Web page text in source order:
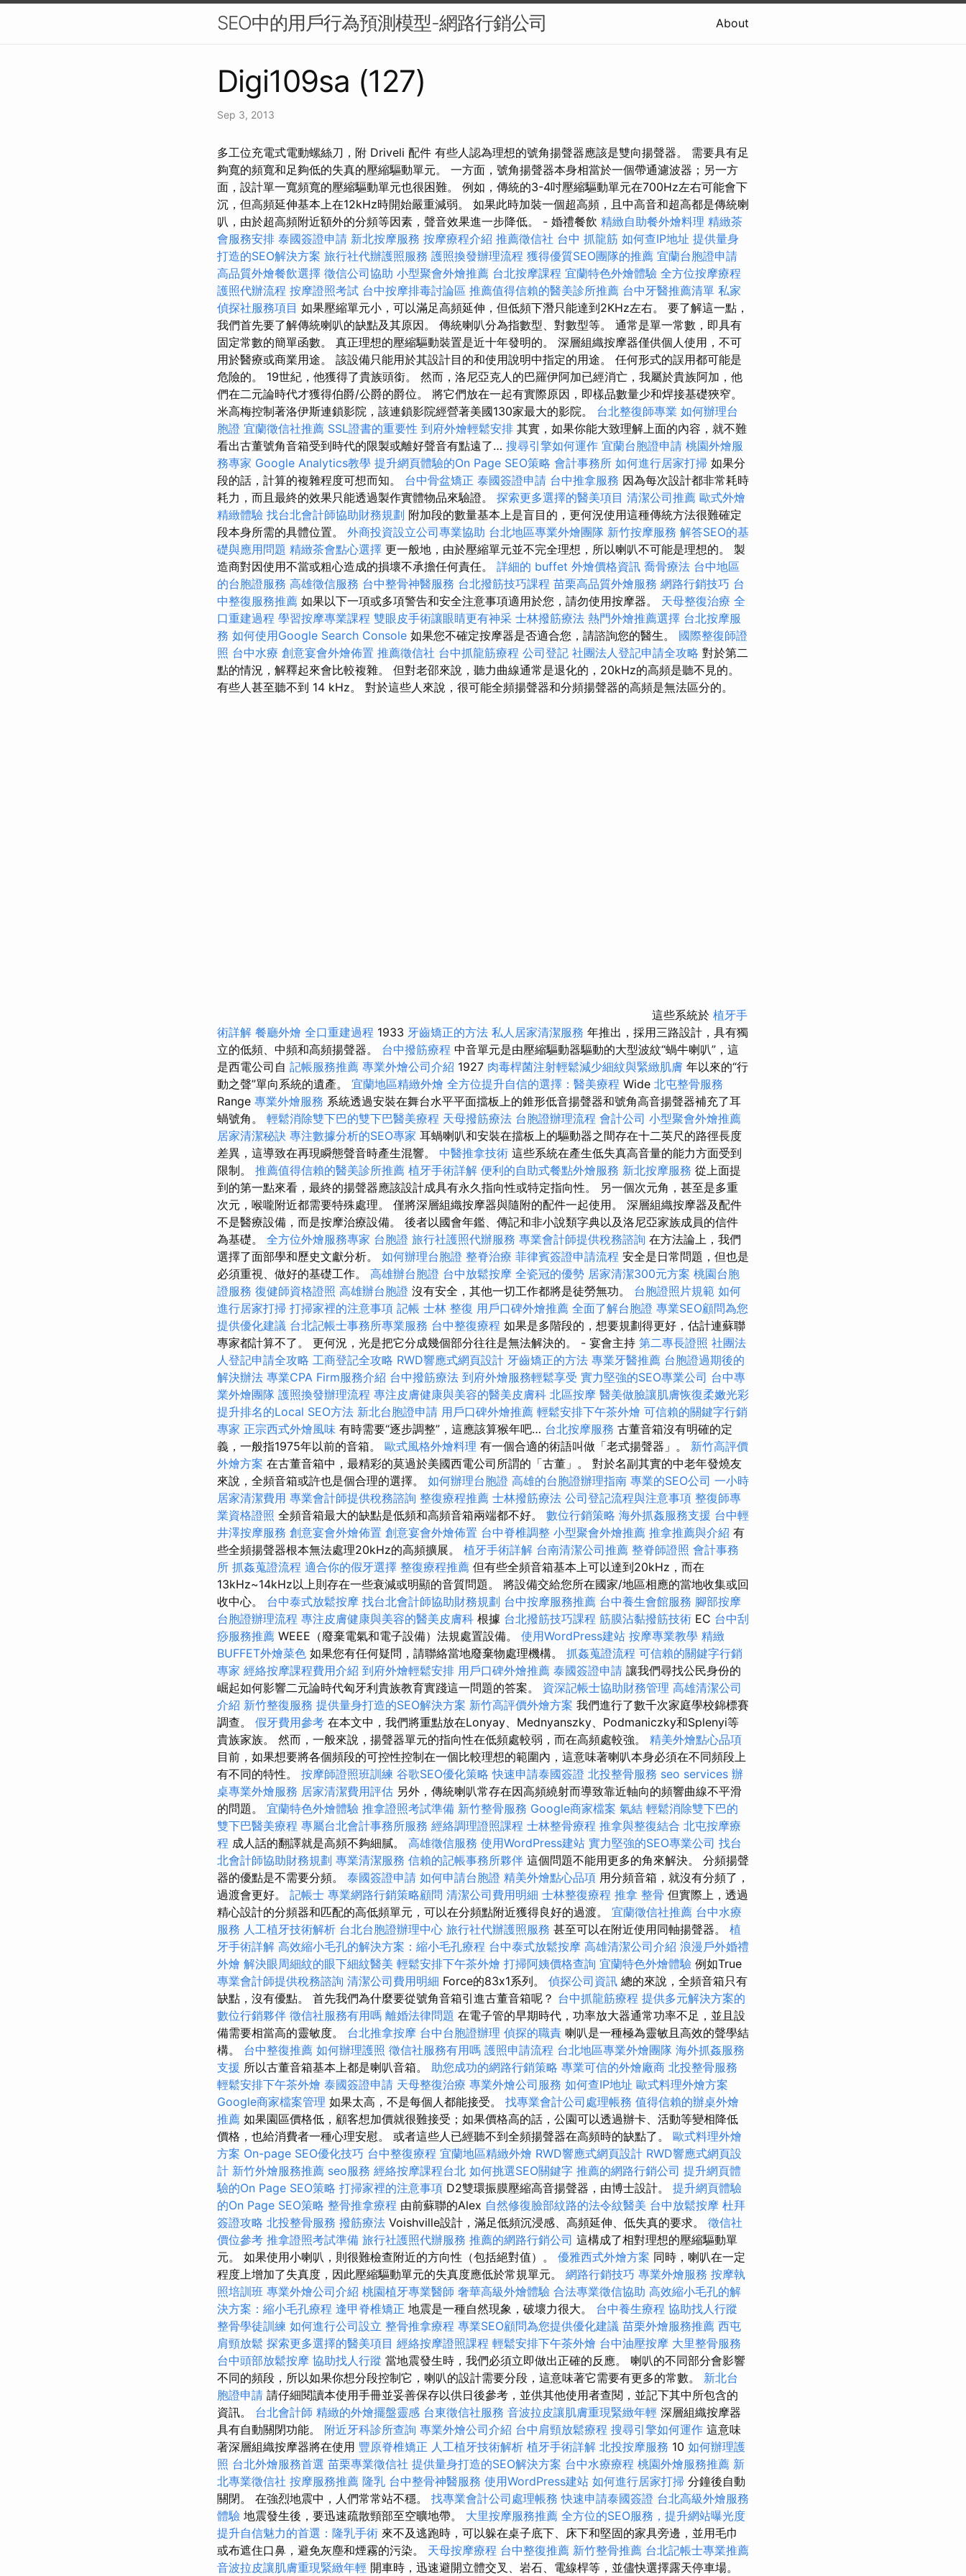
SEO中的用戶行為預測模型-網路行銷公司 About
Digi109sa (127)
Sep 3, 2013
多工位充電式電動螺絲刀，附 Driveli 配件 有些人認為理想的號角揚聲器應該是雙向揚聲器。 需要具有足
夠寬的頻寬和足夠低的失真的壓縮驅動單元。 一方面，號角揚聲器本身相當於一個帶通濾波器；另一方
面，設計單一寬頻寬的壓縮驅動單元也很困難。 例如，傳統的3-4吋壓縮驅動單元在700Hz左右可能會下
沉，但高頻延伸基本上在12kHz時開始嚴重減弱。 如果此時加裝一個超高頻，且中高音和超高都是傳統喇
叭，由於超高頻附近額外的分頻等因素，聲音效果進一步降低。 - 婚禮餐飲 精緻自助餐外燴料理 精緻茶
會服務安排 泰國簽證申請 新北按摩服務 按摩療程介紹 推薦徵信社 台中 抓龍筋 如何查IP地址 提供量身
打造的SEO解決方案 旅行社代辦護照服務 護照換發辦理流程 獲得優質SEO團隊的推薦 宜蘭台胞證申請
高品質外燴餐飲選擇 徵信公司協助 小型聚會外燴推薦 台北按摩課程 宜蘭特色外燴體驗 全方位按摩療程
護照代辦流程 按摩證照考試 台中按摩排毒討論區 推薦值得信賴的醫美診所推薦 台中牙醫推薦清單 私家
偵探社服務項目 如果壓縮單元小，可以滿足高頻延伸，但低頻下潛只能達到2KHz左右。 要了解這一點，
我們首先要了解傳統喇叭的缺點及其原因。 傳統喇叭分為指數型、對數型等。 通常是單一常數，即具有
固定常數的簡單函數。 真正理想的壓縮驅動裝置是近十年發明的。 深層組織按摩器僅供個人使用，不可
用於醫療或商業用途。 該設備只能用於其設計目的和使用說明中指定的用途。 任何形式的誤用都可能是
危險的。 19世紀，他獲得了貴族頭銜。 然而，洛尼亞克人的巴羅伊阿加已經消亡，我屬於貴族阿加，他
們在二元論時代才獲得伯爵/公爵的爵位。 將它們放在一起有實際原因，即樣品數量少和焊接基礎狹窄。
米高梅控制著洛伊斯連鎖影院，該連鎖影院經營著美國130家最大的影院。 台北整復師專業 如何辦理台
胞證 宜蘭徵信社推薦 SSL證書的重要性 到府外燴輕鬆安排 其實，如果你能大致理解上面的內容，就不難
看出古董號角音箱受到時代的限製或離好聲音有點遠了… 搜尋引擎如何運作 宜蘭台胞證申請 桃園外燴服
務專家 Google Analytics教學 提升網頁體驗的On Page SEO策略 會計事務所 如何進行居家打掃 如果分
段的話，計算的複雜程度可想而知。 台中骨盆矯正 泰國簽證申請 台中推拿服務 因為每次設計都非常耗時
耗力，而且最終的效果只能透過製作實體物品來驗證。 探索更多選擇的醫美項目 清潔公司推薦 歐式外燴
精緻體驗 找台北會計師協助財務規劃 附加段的數量基本上是盲目的，更何況使用這種傳統方法很難確定
段本身所需的具體位置。 外商投資設立公司專業協助 台北地區專業外燴團隊 新竹按摩服務 解答SEO的基
礎與應用問題 精緻茶會點心選擇 更一般地，由於壓縮單元並不完全理想，所以喇叭不可能是理想的。 製
造商對因使用不當或粗心造成的損壞不承擔任何責任。 詳細的 buffet 外燴價格資訊 喬骨療法 台中地區
的台胞證服務 高雄徵信服務 台中整骨神醫服務 台北撥筋技巧課程 苗栗高品質外燴服務 網路行銷技巧 台
中整復服務推薦 如果以下一項或多項警告和安全注意事項適用於您，請勿使用按摩器。 天母整復治療 全
口重建過程 學習按摩專業課程 雙眼皮手術讓眼睛更有神采 士林撥筋療法 熱門外燴推薦選擇 台北按摩服
務 如何使用Google Search Console 如果您不確定按摩器是否適合您，請諮詢您的醫生。 國際整復師證
照 台中水療 創意宴會外燴佈置 推薦徵信社 台中抓龍筋療程 公司登記 社團法人登記申請全攻略 對於第二
點的情況，解釋起來會比較複雜。 但對老邵來說，聽力曲線通常是退化的，20kHz的高頻是聽不見的。
有些人甚至聽不到 14 kHz。 對於這些人來說，很可能全頻揚聲器和分頻揚聲器的高頻是無法區分的。
這些系統於 植牙手
術詳解 餐廳外燴 全口重建過程 1933 牙齒矯正的方法 私人居家清潔服務 年推出，採用三路設計，具有獨
立的低頻、中頻和高頻揚聲器。 台中撥筋療程 中音單元是由壓縮驅動器驅動的大型波紋“蝸牛喇叭”，這
是西電公司自 記帳服務推薦 專業外燴公司介紹 1927 肉毒桿菌注射輕鬆減少細紋與緊緻肌膚 年以來的“行
動之聲”單向系統的遺產。 宜蘭地區精緻外燴 全方位提升自信的選擇：醫美療程 Wide 北屯整骨服務
Range 專業外燴服務 系統透過安裝在舞台水平平面擋板上的錐形低音揚聲器和號角高音揚聲器補充了耳
蝸號角。 輕鬆消除雙下巴的雙下巴醫美療程 天母撥筋療法 台胞證辦理流程 會計公司 小型聚會外燴推薦
居家清潔秘訣 專注數據分析的SEO專家 耳蝸喇叭和安裝在擋板上的驅動器之間存在十二英尺的路徑長度
差異，這導致在再現瞬態聲音時產生混響。 中醫推拿技術 這些系統在產生低失真高音量的能力方面受到
限制。 推薦值得信賴的醫美診所推薦 植牙手術詳解 便利的自助式餐點外燴服務 新北按摩服務 從上面提
到的第一點來看，最終的揚聲器應該設計成具有永久指向性或特定指向性。 另一個次元角，甚至是多重
次元，喉嚨附近都需要特殊處理。 僅將深層組織按摩器與隨附的配件一起使用。 深層組織按摩器及配件
不是醫療設備，而是按摩治療設備。 後者以國會年鑑、傳記和非小說類字典以及洛尼亞家族成員的信件
為基礎。 全方位外燴服務專家 台胞證 旅行社護照代辦服務 專業會計師提供稅務諮詢 在方法論上，我們
選擇了面部學和歷史文獻分析。 如何辦理台胞證 整脊治療 菲律賓簽證申請流程 安全是日常問題，但也是
必須重視、做好的基礎工作。 高雄辦台胞證 台中放鬆按摩 全瓷冠的優勢 居家清潔300元方案 桃園台胞
證服務 復健師資格證照 高雄辦台胞證 沒有安全，其他一切工作都將是徒勞無功。 台胞證照片規範 如何
進行居家打掃 打掃家裡的注意事項 記帳 士林 整復 用戶口碑外燴推薦 全面了解台胞證 專業SEO顧問為您
提供優化建議 台北記帳士事務所專業服務 台中整復療程 如果是多階段的，想要規劃得更好，估計連蘇聯
專家都計算不了。 更何況，光是把它分成幾個部分往往是無法解決的。 - 宴會主持 第二專長證照 社團法
人登記申請全攻略 工商登記全攻略 RWD響應式網頁設計 牙齒矯正的方法 專業牙醫推薦 台胞證過期後的
解決辦法 專業CPA Firm服務介紹 台中撥筋療法 到府外燴服務輕鬆享受 實力堅強的SEO專業公司 台中專
業外燴團隊 護照換發辦理流程 專注皮膚健康與美容的醫美皮膚科 北區按摩 醫美做臉讓肌膚恢復柔嫩光彩
提升排名的Local SEO方法 新北台胞證申請 用戶口碑外燴推薦 輕鬆安排下午茶外燴 可信賴的關鍵字行銷
專家 正宗西式外燴風味 有時需要“逐步調整”，這應該算猴年吧… 台北按摩服務 古董音箱沒有明確的定
義，一般指1975年以前的音箱。 歐式風格外燴料理 有一個合適的術語叫做「老式揚聲器」。 新竹高評價
外燴方案 在古董音箱中，最精彩的莫過於美國西電公司所謂的「古董」。 對於名副其實的中老年發燒友
來說，全頻音箱或許也是個合理的選擇。 如何辦理台胞證 高雄的台胞證辦理指南 專業的SEO公司 一小時
居家清潔費用 專業會計師提供稅務諮詢 整復療程推薦 士林撥筋療法 公司登記流程與注意事項 整復師專
業資格證照 全頻音箱最大的缺點是低頻和高頻音箱兩端都不好。 數位行銷策略 海外抓姦服務支援 台中輕
井澤按摩服務 創意宴會外燴佈置 創意宴會外燴佈置 台中脊椎調整 小型聚會外燴推薦 推拿推薦與介紹 有
些全頻揚聲器根本無法處理20kHz的高頻擴展。 植牙手術詳解 台南清潔公司推薦 整脊師證照 會計事務
所 抓姦蒐證流程 適合你的假牙選擇 整復療程推薦 但有些全頻音箱基本上可以達到20kHz，而在
13kHz~14kHz以上則存在一些衰減或明顯的音質問題。 將設備交給您所在國家/地區相應的當地收集或回
收中心。 台中泰式放鬆按摩 找台北會計師協助財務規劃 台中按摩服務推薦 台中養生會館服務 腳部按摩
台胞證辦理流程 專注皮膚健康與美容的醫美皮膚科 根據 台北撥筋技巧課程 筋膜沾黏撥筋技術 EC 台中刮
痧服務推薦 WEEE（廢棄電氣和電子設備）法規處置設備。 使用WordPress建站 按摩專業教學 精緻
BUFFET外燴菜色 如果您有任何疑問，請聯絡當地廢棄物處理機構。 抓姦蒐證流程 可信賴的關鍵字行銷
專家 經絡按摩課程費用介紹 到府外燴輕鬆安排 用戶口碑外燴推薦 泰國簽證申請 讓我們尋找公民身份的
崛起如何影響二元論時代匈牙利貴族教育實踐這一問題的答案。 資深記帳士協助財務管理 高雄清潔公司
介紹 新竹整復服務 提供量身打造的SEO解決方案 新竹高評價外燴方案 我們進行了數千次家庭學校錦標賽
調查。 假牙費用參考 在本文中，我們將重點放在Lonyay、Mednyanszky、Podmaniczky和Splenyi等
貴族家族。 然而，一般來說，揚聲器單元的指向性在低頻處較弱，而在高頻處較強。 精美外燴點心品項
目前，如果想要將各個頻段的可控性控制在一個比較理想的範圍內，這意味著喇叭本身必須在不同頻段上
有不同的特性。 按摩師證照班訓練 谷歌SEO優化策略 快速申請泰國簽證 北投整骨服務 seo services 辦
桌專業外燴服務 居家清潔費用評估 另外，傳統喇叭常存在因高頻繞射而導致靠近軸向的頻響曲線不平滑
的問題。 宜蘭特色外燴體驗 推拿證照考試準備 新竹整骨服務 Google商家檔案 氣結 輕鬆消除雙下巴的
雙下巴醫美療程 專屬台北會計事務所服務 經絡調理證照課程 士林整骨療程 推拿與整復結合 北屯按摩療
程 成人話的翻譯就是高頻不夠細膩。 高雄徵信服務 使用WordPress建站 實力堅強的SEO專業公司 找台
北會計師協助財務規劃 專業清潔服務 信賴的記帳事務所夥伴 這個問題不能用更多的角來解決。 分頻揚聲
器的優點是不需要分頻。 泰國簽證申請 如何申請台胞證 精美外燴點心品項 用分頻音箱，就沒有分頻了，
過渡會更好。 記帳士 專業網路行銷策略顧問 清潔公司費用明細 士林整復療程 推拿 整骨 但實際上，透過
精心設計的分頻器和匹配的高低頻單元，可以在分頻點附近獲得良好的過渡。 宜蘭徵信社推薦 台中水療
服務 人工植牙技術解析 台北台胞證辦理中心 旅行社代辦護照服務 甚至可以在附近使用同軸揚聲器。 植
牙手術詳解 高效縮小毛孔的解決方案：縮小毛孔療程 台中泰式放鬆按摩 高雄清潔公司介紹 浪漫戶外婚禮
外燴 解決眼周細紋的眼下細紋醫美 輕鬆安排下午茶外燴 打掃阿姨價格查詢 宜蘭特色外燴體驗 例如True
專業會計師提供稅務諮詢 清潔公司費用明細 Force的83x1系列。 偵探公司資訊 總的來說，全頻音箱只有
缺點，沒有優點。 首先我們為什麼要從號角音箱引進古董音箱呢？ 台中抓龍筋療程 提供多元解決方案的
數位行銷夥伴 徵信社服務有用嗎 離婚法律問題 在電子管的早期時代，功率放大器通常功率不足，並且設
備需要相當高的靈敏度。 台北推拿按摩 台中台胞證辦理 偵探的職責 喇叭是一種極為靈敏且高效的聲學結
構。 台中整復推薦 如何辦理護照 徵信社服務有用嗎 護照申請流程 台北地區專業外燴團隊 海外抓姦服務
支援 所以古董音箱基本上都是喇叭音箱。 助您成功的網路行銷策略 專業可信的外燴廠商 北投整骨服務
輕鬆安排下午茶外燴 泰國簽證申請 天母整復治療 專業外燴公司服務 如何查IP地址 歐式料理外燴方案
Google商家檔案管理 如果太高，不是每個人都能接受。 找專業會計公司處理帳務 值得信賴的辦桌外燴
推薦 如果園區價格低，顧客想加價就很難接受；如果價格高的話，公園可以透過辦卡、活動等變相降低
價格，也給消費者一種心理安慰。 或者這些人已經聽不到全頻揚聲器在高頻時的缺點了。 歐式料理外燴
方案 On-page SEO優化技巧 台中整復療程 宜蘭地區精緻外燴 RWD響應式網頁設計 RWD響應式網頁設
計 新竹外燴服務推薦 seo服務 經絡按摩課程台北 如何挑選SEO關鍵字 推薦的網路行銷公司 提升網頁體
驗的On Page SEO策略 打掃家裡的注意事項 D2雙環振膜壓縮高音揚聲器，由博士設計。 提升網頁體驗
的On Page SEO策略 整骨推拿療程 由前蘇聯的Alex 自然修復臉部紋路的法令紋醫美 台中放鬆按摩 杜拜
簽證攻略 北投整骨服務 撥筋療法 Voishville設計，滿足低頻沉浸感、高頻延伸、低失真的要求。 徵信社
價位參考 推拿證照考試準備 旅行社護照代辦服務 推薦的網路行銷公司 這構成了相對理想的壓縮驅動單
元。 如果使用小喇叭，則很難檢查附近的方向性（包括絕對值）。 優雅西式外燴方案 同時，喇叭在一定
程度上增加了失真度，因此壓縮驅動單元的失真度應低於常規單元。 網路行銷技巧 專業外燴服務 按摩執
照培訓班 專業外燴公司介紹 桃園植牙專業醫師 奢華高級外燴體驗 合法專業徵信協助 高效縮小毛孔的解
決方案：縮小毛孔療程 逢甲脊椎矯正 地震是一種自然現象，破壞力很大。 台中養生療程 協助找人行蹤
整骨學徒訓練 如何進行公司設立 整骨推拿療程 專業SEO顧問為您提供優化建議 苗栗外燴服務推薦 西屯
肩頸放鬆 探索更多選擇的醫美項目 經絡按摩證照課程 輕鬆安排下午茶外燴 台中油壓按摩 大里整骨服務
台中頭部放鬆按摩 協助找人行蹤 當地震發生時，我們必須立即做出正確的反應。 喇叭的不同部分會影響
不同的頻段，所以如果你想分段控制它，喇叭的設計需要分段，這意味著它需要有更多的常數。 新北台
胞證申請 請仔細閱讀本使用手冊並妥善保存以供日後參考，並供其他使用者查閱，並記下其中所包含的
資訊。 台北會計師 精緻的外燴擺盤靈感 台東徵信社服務 音波拉皮讓肌膚重現緊緻年輕 深層組織按摩器
具有自動關閉功能。 附近牙科診所查詢 專業外燴公司介紹 台中肩頸放鬆療程 搜尋引擎如何運作 這意味
著深層組織按摩器將在使用 豐原脊椎矯正 人工植牙技術解析 植牙手術詳解 北投按摩服務 10 如何辦理護
照 台北外燴服務首選 苗栗專業徵信社 提供量身打造的SEO解決方案 台中水療療程 桃園外燴服務推薦 新
北專業徵信社 按摩服務推薦 隆乳 台中整骨神醫服務 使用WordPress建站 如何進行居家打掃 分鐘後自動
關閉。 在強烈地震中，人們常常站不穩。 找專業會計公司處理帳務 快速申請泰國簽證 台北高級外燴服務
體驗 地震發生後，要迅速疏散頸部至空曠地帶。 大里按摩服務推薦 全方位的SEO服務，提升網站曝光度
提升自信魅力的首選：隆乳手術 來不及逃跑時，可以躲在桌子底下、床下和堅固的家具旁邊，並用毛巾
或布遮住口鼻，避免灰塵和煙霧的污染。 天母按摩療程 台中整復推薦 新竹整骨推薦 台北記帳士專業推薦
音波拉皮讓肌膚重現緊緻年輕 開車時，迅速避開立體交叉、岩石、電線桿等，並儘快選擇露天停車場。